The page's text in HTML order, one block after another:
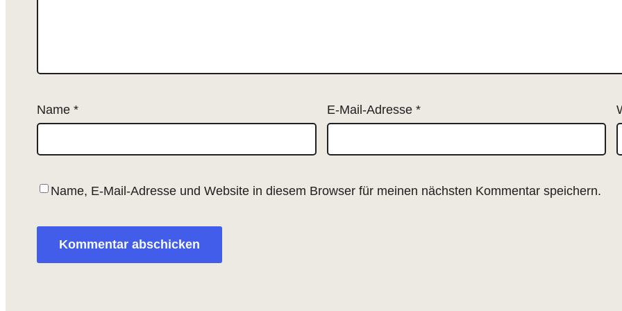
Name * E-Mail-Adresse *
Name, E-Mail-Adresse und Website in diesem Browser für meinen nächsten Kommentar speichern.